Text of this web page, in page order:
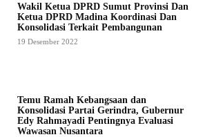
Wakil Ketua DPRD Sumut Provinsi Dan
Ketua DPRD Madina Koordinasi Dan
Konsolidasi Terkait Pembangunan
19 Desember 2022
Temu Ramah Kebangsaan dan
Konsolidasi Partai Gerindra, Gubernur
Edy Rahmayadi Pentingnya Evaluasi
Wawasan Nusantara